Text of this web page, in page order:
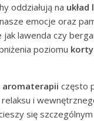
oddziałują na
emocje oraz
jak lawenda czy
poziomu
aromaterapii często
relaksu i
się